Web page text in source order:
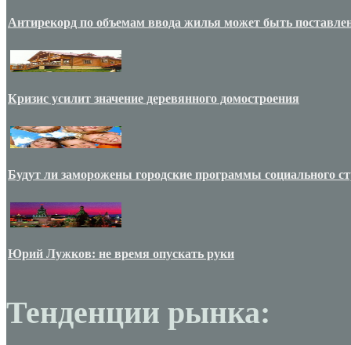
Антирекорд по объемам ввода жилья может быть
Кризис усилит значение деревянного домостроения
Будут ли заморожены городские программы социального
Юрий Лужков: не время опускать руки
Тенденции рынка: